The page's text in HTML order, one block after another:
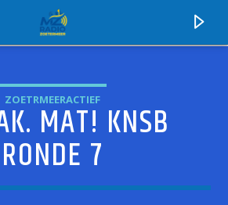
MZ-RADIO
ZOETRMEERACTIEF
MAT! KNSB
RONDE 7